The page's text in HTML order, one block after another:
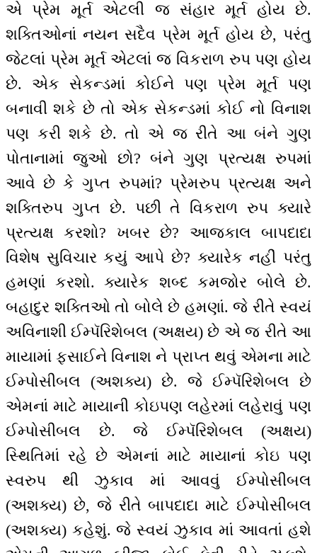
એ પ્રેમ મૂર્ત એટલી જ સંહાર મૂર્ત હોય છે.
શક્તિઓનાં નયન સદૈવ પ્રેમ મૂર્ત હોય છે, પરંતુ
જેટલાં પ્રેમ મૂર્ત એટલાં જ વિકરાળ રુપ પણ હોય
છે. એક સેકન્ડમાં કોઈને પણ પ્રેમ મૂર્ત પણ
બનાવી શકે છે તો એક સેકન્ડમાં કોઈ નો વિનાશ
પણ કરી શકે છે. તો એ જ રીતે આ બંને ગુણ
પોતાનામાં જુઓ છો? બંને ગુણ પ્રત્યક્ષ રુપમાં
આવે છે કે ગુપ્ત રુપમાં? પ્રેમરુપ પ્રત્યક્ષ અને
શક્તિરુપ ગુપ્ત છે. પછી તે વિકરાળ રુપ ક્યારે
પ્રત્યક્ષ કરશો? ખબર છે? આજકાલ બાપદાદા
વિશેષ સુવિચાર કયું આપે છે? ક્યારેક નહીં પરંતુ
હમણાં કરશો. ક્યારેક શબ્દ કમજોર બોલે છે.
બહાદુર શક્તિઓ તો બોલે છે હમણાં. જે રીતે સ્વયં
અવિનાશી ઈમ્પૅરિશેબલ (અક્ષય) છે એ જ રીતે આ
માયામાં ફસાઈને વિનાશ ને પ્રાપ્ત થવું એમના માટે
ઈમ્પોસીબલ (અશક્ય) છે. જે ઈમ્પૅરિશેબલ છે
એમનાં માટે માયાની કોઇપણ લહેરમાં લહેરાવું પણ
ઈમ્પોસીબલ છે. જે ઈમ્પૅરિશેબલ (અક્ષય)
સ્થિતિમાં રહે છે એમનાં માટે માયાનાં કોઇ પણ
સ્વરુપ થી ઝુકાવ માં આવવું ઈમ્પોસીબલ
(અશક્ય) છે, જે રીતે બાપદાદા માટે ઈમ્પોસીબલ
(અશક્ય) કહેશું. જે સ્વયં ઝુકાવ માં આવતાં હશે